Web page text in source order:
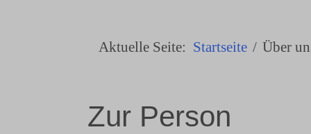
Aktuelle Seite: Startseite Über
Zur Person